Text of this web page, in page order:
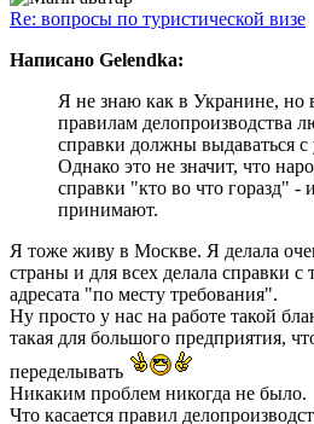
Re: вопросы по туристической визе
Написано Gelendka:
Я не знаю как в Укранине, но
правилам делопроизводства
справки должны выдаваться с
Однако это не значит, что
справки "кто во что горазд" -
принимают.
Я тоже живу в Москве. Я делала
страны и для всех делала справки с
адресата "по месту требования".
Ну просто у нас на работе такой
такая для большого предприятия,
переделывать
Никаким проблем никогда не было.
Что касается правил